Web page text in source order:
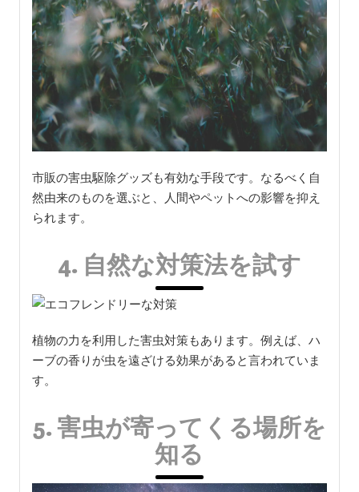
市販の害虫駆除グッズも有効な手段です。なるべく自
然由来のものを選ぶと、人間やペットへの影響を抑え
られます。
4. 自然な対策法を試す
植物の力を利用した害虫対策もあります。例えば、ハ
ーブの香りが虫を遠ざける効果があると言われていま
す。
5. 害虫が寄ってくる場所を
知る